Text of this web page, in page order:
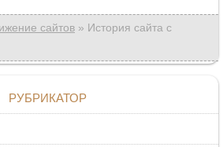
сайтов » История сайта с
РУБРИКАТОР